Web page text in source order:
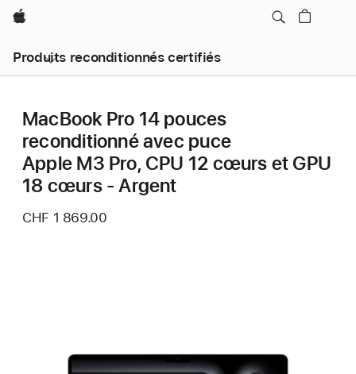
Apple
Produits reconditionnés certifiés
MacBook Pro 14 pouces
reconditionné avec puce
Apple M3 Pro, CPU 12 cœurs et GPU
18 cœurs - Argent
CHF 1 869.00